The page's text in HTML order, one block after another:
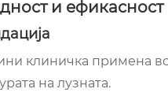
и ефикасност
клиничка примена
на лузната.